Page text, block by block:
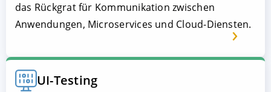
das Rückgrat für Kommunikation zwischen
Anwendungen, Microservices und Cloud-Diensten.
UI-Testing